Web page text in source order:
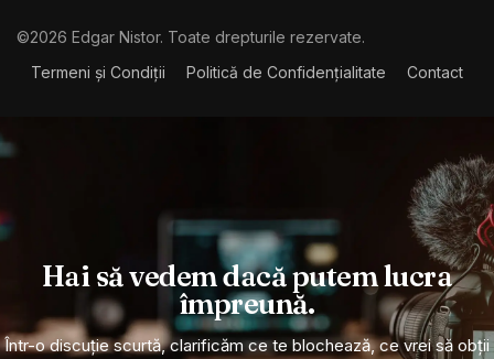
©2026 Edgar Nistor. Toate drepturile rezervate.
Termeni și Condiții
Politică de Confidențialitate Contact
Hai să vedem dacă putem lucra
împreună.
Într-o discuție scurtă, clarificăm ce te blochează, ce vrei să obții